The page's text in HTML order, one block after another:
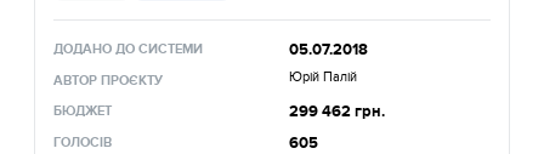
ДОДАНО ДО СИСТЕМИ 05.07.2018
АВТОР ПРОЄКТУ Юрій Палій
БЮДЖЕТ 299 462 грн.
ГОЛОСІВ 605